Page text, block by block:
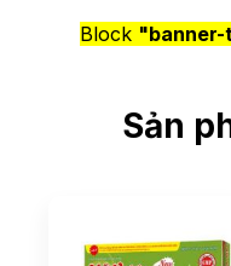
Block
Sản